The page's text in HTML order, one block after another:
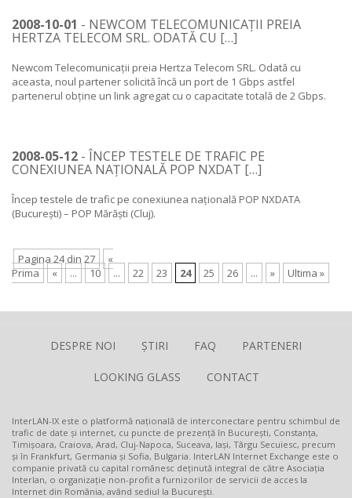
2008-10-01 - NEWCOM TELECOMUNICAȚII PREIA
HERTZA TELECOM SRL. ODATĂ CU […]
Newcom Telecomunicații preia Hertza Telecom SRL. Odată cu
aceasta, noul partener solicită încă un port de 1 Gbps astfel
partenerul obține un link agregat cu o capacitate totală de 2 Gbps.
2008-05-12 - ÎNCEP TESTELE DE TRAFIC PE
CONEXIUNEA NAȚIONALĂ POP NXDAT […]
Încep testele de trafic pe conexiunea națională POP NXDATA
(București) – POP Mărăști (Cluj).
Pagina 24 din 27
«
Prima
« ... 10 ... 22 23 24 25 26 ... » Ultima »
DESPRE NOI ȘTIRI FAQ PARTENERI
LOOKING GLASS CONTACT
InterLAN-IX este o platformă națională de interconectare pentru schimbul de
trafic de date și internet, cu puncte de prezență în București, Constanța,
Timișoara, Craiova, Arad, Cluj-Napoca, Suceava, Iași, Târgu Secuiesc, precum
și în Frankfurt, Germania și Sofia, Bulgaria. InterLAN Internet Exchange este o
companie privată cu capital românesc deținută integral de către Asociația
Interlan, o organizație non-profit a furnizorilor de servicii de acces la
Internet din România, având sediul la București.